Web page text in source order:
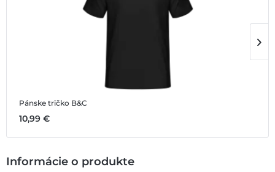
Pánske tričko B&C
10,99 €
Informácie o produkte